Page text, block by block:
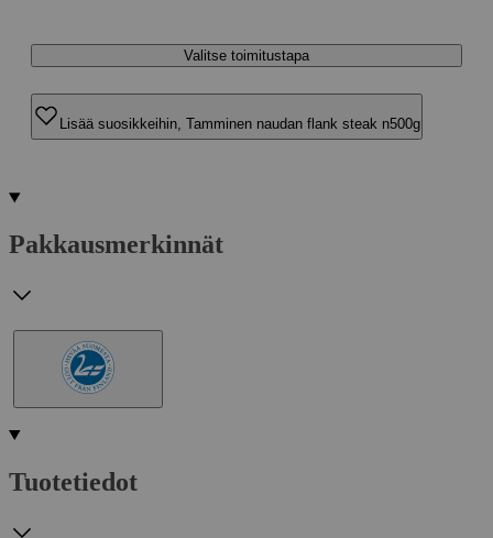
Valitse toimitustapa
Lisää suosikkeihin, Tamminen naudan flank steak n500g
Pakkausmerkinnät
Tuotetiedot